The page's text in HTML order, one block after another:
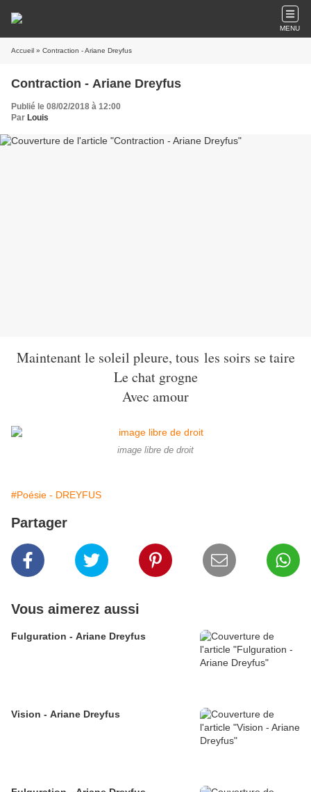
MENU
Accueil » Contraction - Ariane Dreyfus
Contraction - Ariane Dreyfus
Publié le 08/02/2018 à 12:00
Par Louis
Maintenant le soleil pleure, tous les soirs se taire
Le chat grogne
Avec amour
image libre de droit
#Poésie - DREYFUS
Partager
Vous aimerez aussi
Fulguration - Ariane Dreyfus
Vision - Ariane Dreyfus